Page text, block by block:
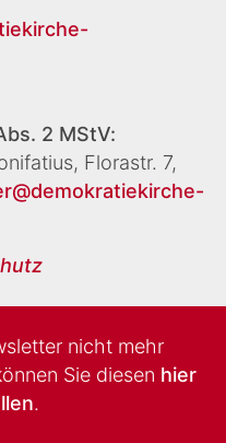
2 MStV:
Florastr. 7,
nicht mehr
Sie diesen hier
.